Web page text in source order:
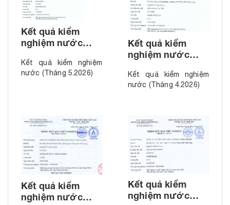
Kết quả kiểm
nghiệm nước
Kết quả kiểm nghiệm
nước (Tháng 5.2026)
Kết quả kiểm
nghiệm nước
Kết quả kiểm nghiệm
nước (Tháng 4.2026)
Kết quả kiểm
nghiệm nước
Kết quả kiểm
nghiệm nước